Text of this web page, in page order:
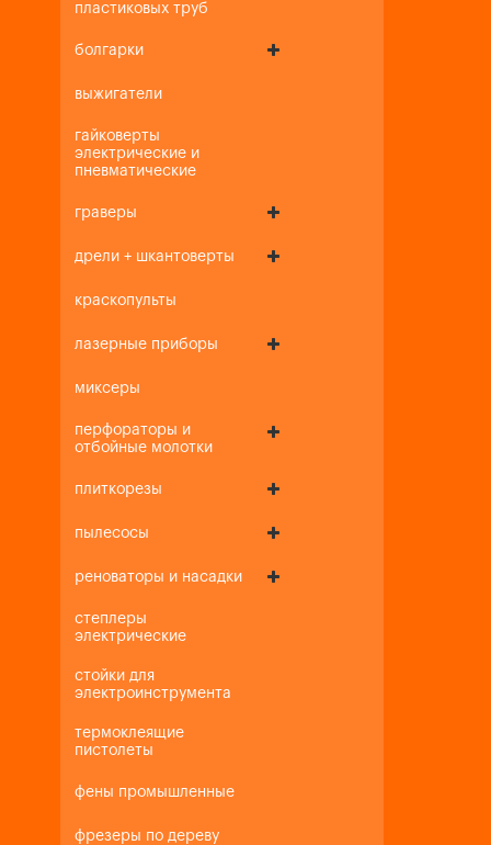
пластиковых труб
болгарки
выжигатели
гайковерты
электрические и
пневматические
граверы
дрели + шкантоверты
краскопульты
лазерные приборы
миксеры
перфораторы и
отбойные молотки
плиткорезы
пылесосы
реноваторы и насадки
степлеры
электрические
стойки для
электроинструмента
термоклеящие
пистолеты
фены промышленные
фрезеры по дереву